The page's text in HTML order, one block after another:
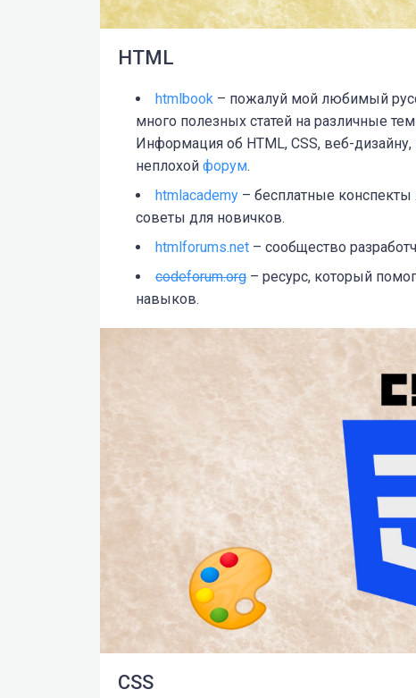
HTML
htmlbook – пожалуй мой любимый
много полезных статей на различные
Информация об HTML, CSS, веб-
неплохой форум.
htmlacademy – бесплатные конспекты
советы для новичков.
htmlforums.net – сообщество
codeforum.org – ресурс, который
навыков.
CSS